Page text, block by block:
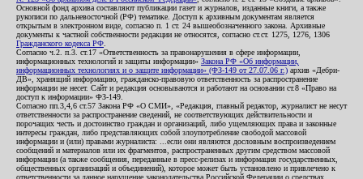
Основной фонд архива составляют публикации газет и журналов, изданные книги, а также
рукописи по дальневосточной (РФ) тематике. Доступ к архивным документам является
открытым в электронном виде, согласно п. 1 ст. 24 вышеобозначенного закона. Архивные
документы к частной собственности редакции не относятся, согласно ст.ст. 1275, 1276, 1306
Гражданского кодекса РФ
Согласно ч.2. п.3. ст.17 «Ответственность за правонарушения в сфере информации,
информационных технологий и защиты информации» Закона РФ «Об информации,
информационных технологиях и о защите информации» (ФЗ-149 от 27.07.06 г.) архив «Дебри-
ДВ», хранящий информацию, гражданско-правовую ответственность за распространение
информации не несет. Сайт и редакция основываются и работают на основании ст.8 «Право на
доступ к информации» ФЗ-149.
Согласно пп.3,4,6 ст.57 Закона РФ «О СМИ», «Редакция, главный редактор, журналист не несут
ответственности за распространение сведений, не соответствующих действительности и
порочащих честь и достоинство граждан и организаций, либо ущемляющих права и законные
интересы граждан, либо представляющих собой злоупотребление свободой массовой
информации и (или) правами журналиста: ...если они являются дословным воспроизведением
сообщений и материалов или их фрагментов, распространенных другим средством массовой
информации (а также сообщения, переданные в пресс-релизах и информация государственных,
общественных организаций и объединений), которое может быть установлено и привлечено к
ответственности за данное нарушение законодательства Российской Федерации о средствах